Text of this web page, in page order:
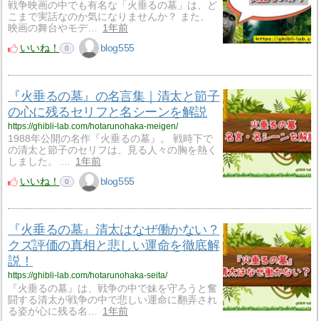
戦争映画の中でも有名な「火垂るの墓」は、ど
こまで実話なのか気になりませんか？ また、
映画の舞台やモデ…
1年前
いいね！
0 blog555
『火垂るの墓』の名言集｜清太と節子
の心に残るセリフと名シーンを解説
https://ghibli-lab.com/hotarunohaka-meigen/
1988年公開の名作『火垂るの墓』。 戦時下で
の清太と節子のセリフは、見る人々の胸を熱く
しました。 …
1年前
いいね！
0 blog555
『火垂るの墓』清太はなぜ働かない？
クズ評価の真相と悲しい運命を徹底解
説！
https://ghibli-lab.com/hotarunohaka-seita/
『火垂るの墓』は、戦争の中で妹を守ろうと奮
闘する清太が戦争の中で悲しい運命に翻弄され
る姿が心に残る名…
1年前